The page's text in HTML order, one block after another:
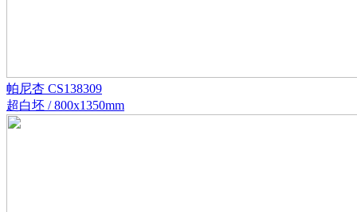
帕尼杏 CS138309
超白坯 / 800x1350mm